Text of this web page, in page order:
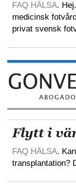
FAQ HÄLSA.
medicinsk
privat svensk
Flytt i
FAQ HÄLSA.
transplantation?